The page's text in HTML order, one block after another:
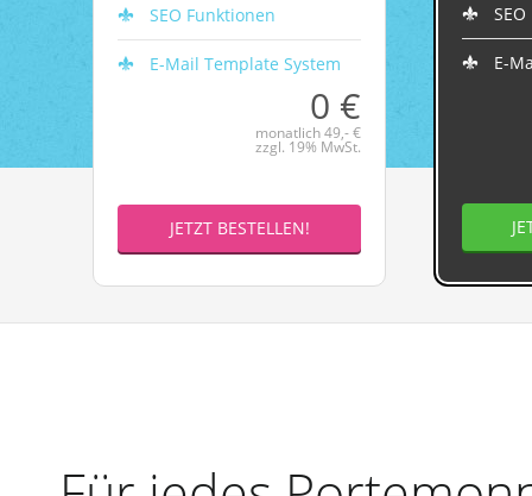
SEO Funktionen
E-Mail Template System
0 €
monatlich 49,- €
zzgl. 19% MwSt.
JETZT BESTELLEN!
E-